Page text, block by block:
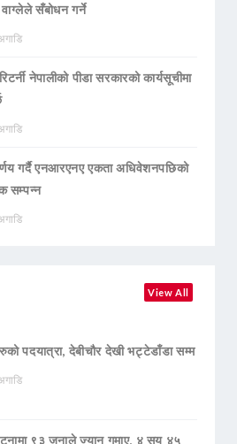
वाग्लेले सँबोधन गर्ने
नेपालीको पीडा सरकारको कार्यसूचीमा
गर्दै एनआरएनए एकता अधिवेशनपछिको
सम्पन्न
View All
पदयात्रा, देबीचौर देखी भट्टेडाँडा सम्म
९३ जनाले ज्यान गुमाए, ४ सय ४५